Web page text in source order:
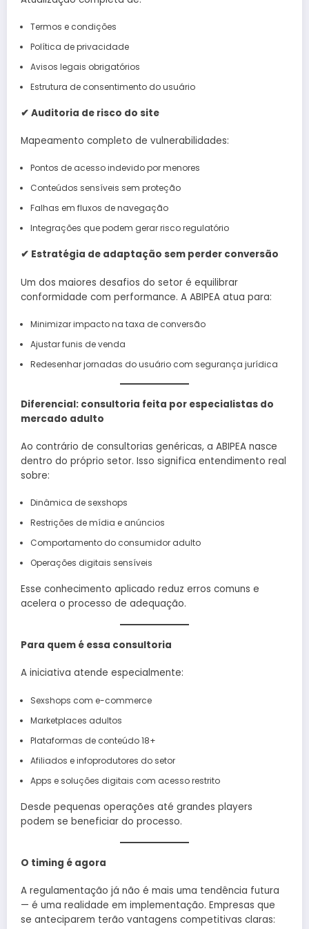
Termos e condições
Política de privacidade
Avisos legais obrigatórios
Estrutura de consentimento do usuário
✔ Auditoria de risco do site
Mapeamento completo de vulnerabilidades:
Pontos de acesso indevido por menores
Conteúdos sensíveis sem proteção
Falhas em fluxos de navegação
Integrações que podem gerar risco regulatório
✔ Estratégia de adaptação sem perder conversão
Um dos maiores desafios do setor é equilibrar
conformidade com performance. A ABIPEA atua para:
Minimizar impacto na taxa de conversão
Ajustar funis de venda
Redesenhar jornadas do usuário com segurança jurídica
Diferencial: consultoria feita por especialistas do
mercado adulto
Ao contrário de consultorias genéricas, a ABIPEA nasce
dentro do próprio setor. Isso significa entendimento real
sobre:
Dinâmica de sexshops
Restrições de mídia e anúncios
Comportamento do consumidor adulto
Operações digitais sensíveis
Esse conhecimento aplicado reduz erros comuns e
acelera o processo de adequação.
Para quem é essa consultoria
A iniciativa atende especialmente:
Sexshops com e-commerce
Marketplaces adultos
Plataformas de conteúdo 18+
Afiliados e infoprodutores do setor
Apps e soluções digitais com acesso restrito
Desde pequenas operações até grandes players
podem se beneficiar do processo.
O timing é agora
A regulamentação já não é mais uma tendência futura
— é uma realidade em implementação. Empresas que
se anteciparem terão vantagens competitivas claras: